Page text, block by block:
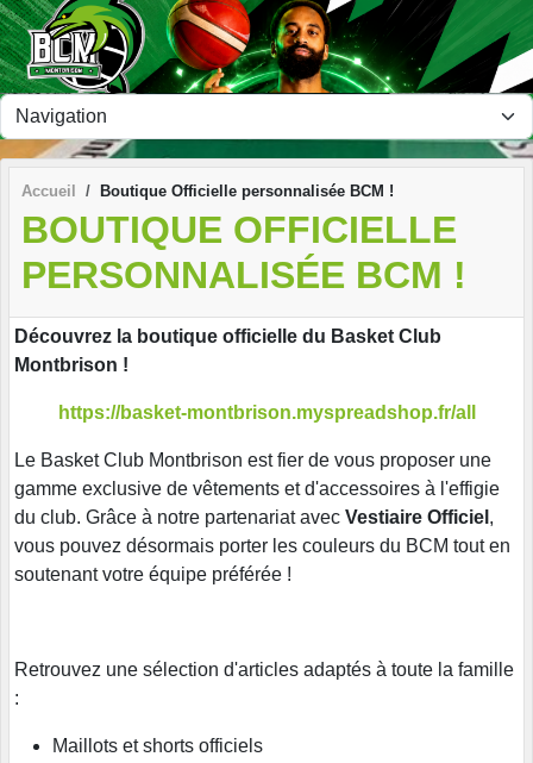
Accueil Boutique Officielle personnalisée BCM !
BOUTIQUE OFFICIELLE
PERSONNALISÉE BCM !
Découvrez la boutique officielle du Basket Club
Montbrison !
https://basket-montbrison.myspreadshop.fr/all
Le Basket Club Montbrison est fier de vous proposer une
gamme exclusive de vêtements et d'accessoires à l'effigie
du club. Grâce à notre partenariat avec Vestiaire Officiel ,
vous pouvez désormais porter les couleurs du BCM tout en
soutenant votre équipe préférée !
Retrouvez une sélection d'articles adaptés à toute la famille
:
Maillots et shorts officiels
Panneau de gestion des cookies